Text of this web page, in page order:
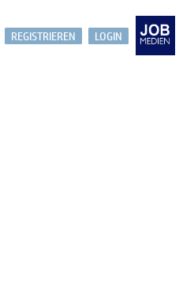
LOGIN
REGISTRIEREN